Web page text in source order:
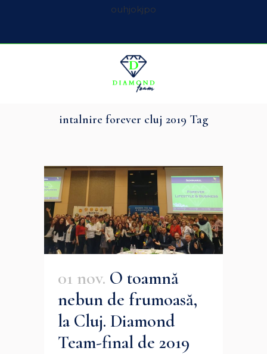
ouhjokjpo
intalnire forever cluj 2019 Tag
01 nov. O toamnă
nebun de frumoasă,
la Cluj. Diamond
Team-final de 2019